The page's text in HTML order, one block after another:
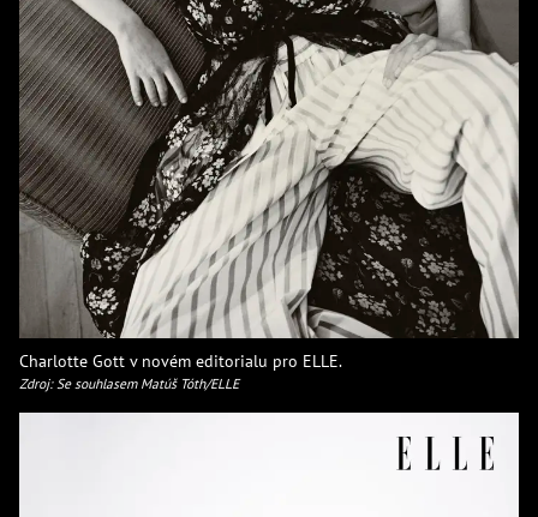
Charlotte Gott v novém editorialu pro ELLE.
Zdroj: Se souhlasem Matúš Tóth/ELLE